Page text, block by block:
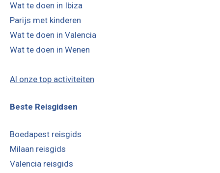
Wat te doen in Ibiza
Parijs met kinderen
Wat te doen in Valencia
Wat te doen in Wenen
Al onze top activiteiten
Beste Reisgidsen
Boedapest reisgids
Milaan reisgids
Valencia reisgids